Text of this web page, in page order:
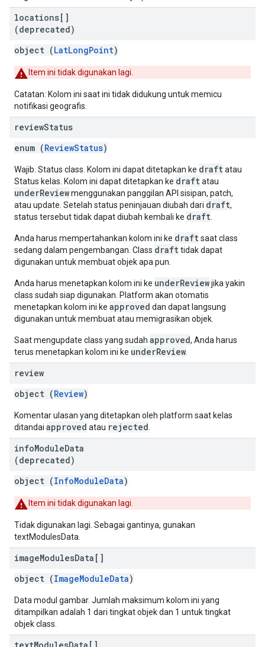
locations[]
(deprecated)
object (LatLongPoint)
Item ini tidak digunakan lagi.
Catatan: Kolom ini saat ini tidak didukung untuk memicu
notifikasi geografis.
reviewStatus
enum (ReviewStatus)
Wajib. Status class. Kolom ini dapat ditetapkan ke draftatau
Status kelas. Kolom ini dapat ditetapkan ke draftatau
underReviewmenggunakan panggilan API sisipan, patch,
atau update. Setelah status peninjauan diubah dari draft,
status tersebut tidak dapat diubah kembali ke draft
Anda harus mempertahankan kolom ini ke draftsaat class
sedang dalam pengembangan. Class drafttidak dapat
digunakan untuk membuat objek apa pun.
Anda harus menetapkan kolom ini ke underReviewjika yakin
class sudah siap digunakan. Platform akan otomatis
menetapkan kolom ini ke approved dan dapat langsung
digunakan untuk membuat atau memigrasikan objek.
Saat mengupdate class yang sudah approved, Anda harus
terus menetapkan kolom ini ke underReview
review
object (Review)
Komentar ulasan yang ditetapkan oleh platform saat kelas
ditandai approved atau rejected
infoModuleData
(deprecated)
object (InfoModuleData)
Item ini tidak digunakan lagi.
Tidak digunakan lagi. Sebagai gantinya, gunakan
textModulesData.
imageModulesData[]
object (ImageModuleData)
Data modul gambar. Jumlah maksimum kolom ini yang
ditampilkan adalah 1 dari tingkat objek dan 1 untuk tingkat
objek class.